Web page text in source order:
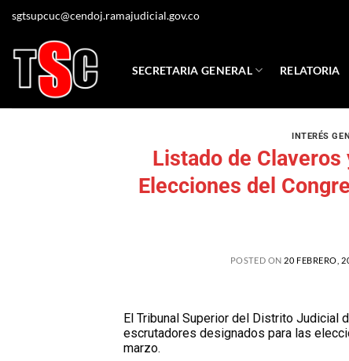
sgtsupcuc@cendoj.ramajudicial.gov.co
SECRETARIA GENERAL RELATORIA
INTERÉS
Listado de Claveros
Elecciones del
POSTED ON 20 FEBRERO,
El Tribunal Superior del Distrito Judicial
escrutadores designados para las
marzo.